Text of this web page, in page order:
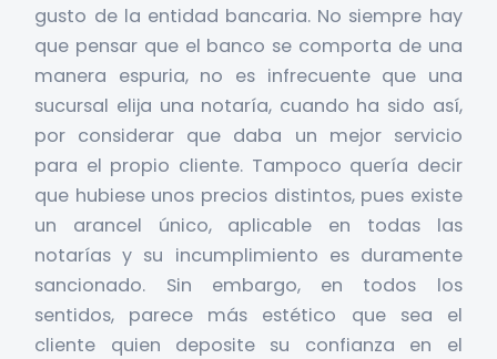
gusto de la entidad bancaria. No siempre hay
que pensar que el banco se comporta de una
manera espuria, no es infrecuente que una
sucursal elija una notaría, cuando ha sido así,
por considerar que daba un mejor servicio
para el propio cliente. Tampoco quería decir
que hubiese unos precios distintos, pues existe
un arancel único, aplicable en todas las
notarías y su incumplimiento es duramente
sancionado. Sin embargo, en todos los
sentidos, parece más estético que sea el
cliente quien deposite su confianza en el